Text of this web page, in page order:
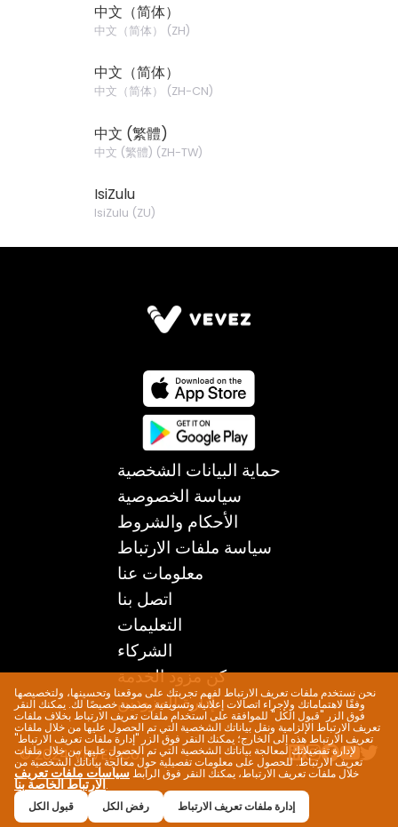
نحن نستخدم ملفات تعريف الارتباط لفهم تجربتك على موقعنا وتحسينها، ولتخصيصها
وفقًا لاهتماماتك ولإجراء اتصالات إعلانية وتسويقية مصممة خصيصًا لك. يمكنك النقر
فوق الزر "قبول الكل" للموافقة على استخدام ملفات تعريف الارتباط بخلاف ملفات
تعريف الارتباط الإلزامية ونقل بياناتك الشخصية التي تم الحصول عليها من خلال ملفات
تعريف الارتباط هذه إلى الخارج؛ يمكنك النقر فوق الزر "إدارة ملفات تعريف الارتباط"
لإدارة تفضيلاتك لمعالجة بياناتك الشخصية التي تم الحصول عليها من خلال ملفات
تعريف الارتباط. للحصول على معلومات تفصيلية حول معالجة بياناتك الشخصية من
خلال ملفات تعريف الارتباط، يمكنك النقر فوق الرابطسياسات ملفات تعريف
الارتباط الخاصة بنا.
قبول الكل رفض الكل إدارة ملفات تعريف الارتباط
中文（简体）
中文（简体） (ZH)
中文（简体）
中文（简体） (ZH-CN)
中文 (繁體)
中文 (繁體) (ZH-TW)
IsiZulu
IsiZulu (ZU)
حماية البيانات الشخصية
سياسة الخصوصية
الأحكام والشروط
سياسة ملفات الارتباط
معلومات عنا
اتصل بنا
التعليمات
الشركاء
كن مزود الخدمة
إدارة المزودين
© 2024 VEVEZ Co.